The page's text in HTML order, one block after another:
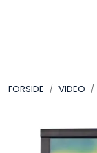
FORSIDE VIDEO
LYD